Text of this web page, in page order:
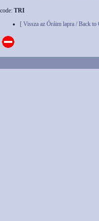
code: TRI
[ Vissza az Óráim lapra / Back to